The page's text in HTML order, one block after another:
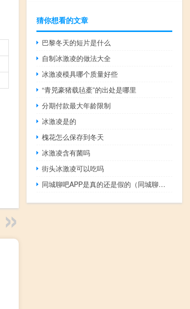
猜你想看的文章
巴黎冬天的短片是什么
自制冰激凌的做法大全
冰激凌模具哪个质量好些
“青兕豪猪载毡橐”的出处是哪里
分期付款最大年龄限制
冰激凌是的
槐花怎么保存到冬天
冰激凌含有菌吗
街头冰激凌可以吃吗
同城聊吧APP是真的还是假的（同城聊吧）